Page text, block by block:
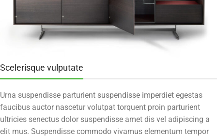
Scelerisque vulputate
Urna suspendisse parturient suspendisse imperdiet egestas
faucibus auctor nascetur volutpat torquent proin parturient
ultricies senectus dolor suspendisse amet dis vel adipiscing a
elit mus. Suspendisse commodo vivamus elementum tempor